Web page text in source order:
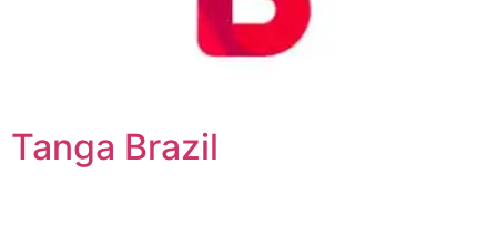
Tanga Brazil